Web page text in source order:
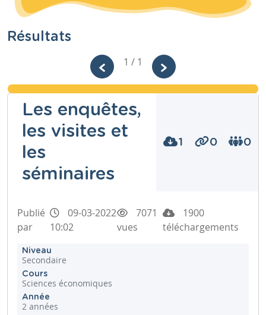
Résultats
1 / 1
Les enquêtes,
les visites et
les
séminaires
1 0 0
Publié
par
09-03-2022
10:02
7071
vues
1900
téléchargements
Niveau
Secondaire
Cours
Sciences économiques
Année
2 années